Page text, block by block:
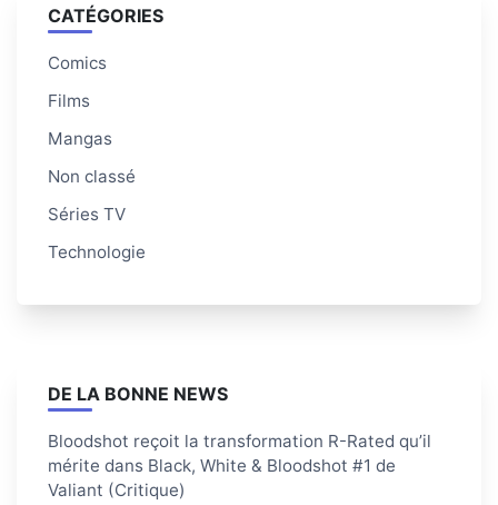
CATÉGORIES
Comics
Films
Mangas
Non classé
Séries TV
Technologie
DE LA BONNE NEWS
Bloodshot reçoit la transformation R-Rated qu’il
mérite dans Black, White & Bloodshot #1 de
Valiant (Critique)